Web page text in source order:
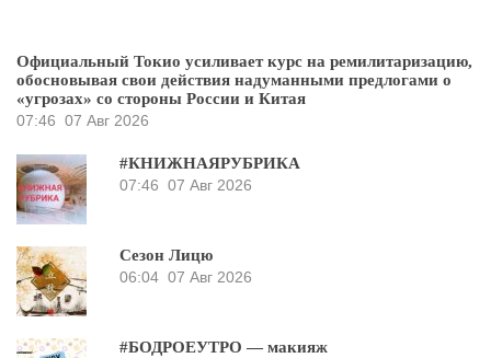
Официальный Токио усиливает курс на ремилитаризацию,
обосновывая свои действия надуманными предлогами о
«угрозах» со стороны России и Китая
07:46 07 Авг 2026
#КНИЖНАЯРУБРИКА
07:46 07 Авг 2026
Сезон Лицю
06:04 07 Авг 2026
#БОДРОЕУТРО — макияж